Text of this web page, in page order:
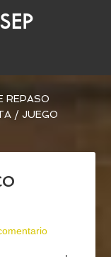
REPASO
/ JUEGO